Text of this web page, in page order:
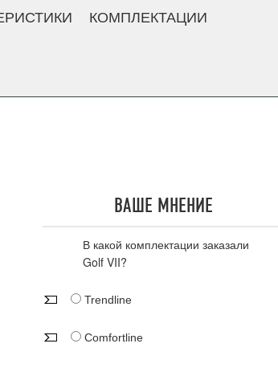
КОМПЛЕКТАЦИИ
ВАШЕ МНЕНИЕ
В какой комплектации заказали
Golf VII?
Trendline
Comfortline